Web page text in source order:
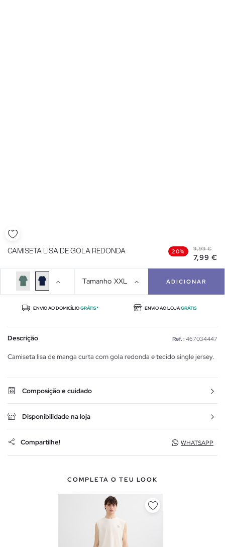
CAMISETA LISA DE GOLA REDONDA 20% 9,99 €
7,99 €
Tamanho XXL ADICIONAR
ENVIO AO DOMICÍLIOGRÁTIS* ENVIO AO LOJAGRÁTIS
Descrição Ref. : 467034447
Camiseta lisa de manga curta com gola redonda e tecido single jersey.
Composição e cuidado
Disponibilidade na loja
Compartilhe! WHATSAPP
COMPLETA O TEU LOOK